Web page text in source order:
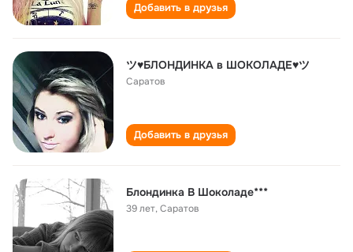
Добавить в друзья
ツ♥БЛОНДИНКА в ШОКОЛАДЕ♥ツ
Саратов
Добавить в друзья
Блондинка В Шоколаде***
39 лет,Саратов